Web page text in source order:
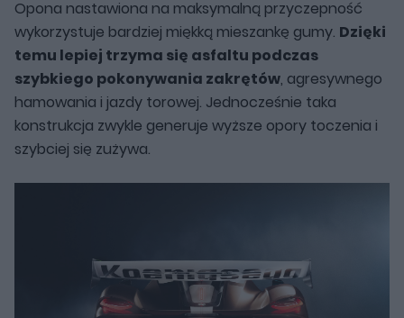
Opona nastawiona na maksymalną przyczepność
wykorzystuje bardziej miękką mieszankę gumy. Dzięki
temu lepiej trzyma się asfaltu podczas
szybkiego pokonywania zakrętów, agresywnego
hamowania i jazdy torowej. Jednocześnie taka
konstrukcja zwykle generuje wyższe opory toczenia i
szybciej się zużywa.